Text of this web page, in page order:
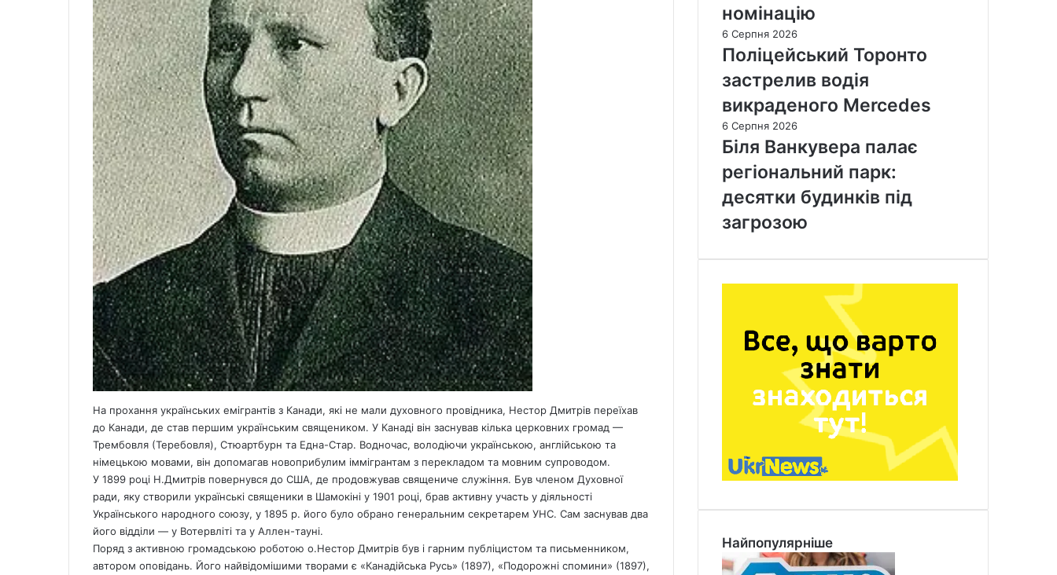
На прохання українських емігрантів з Канади, які не мали духовного провідника, Нестор Дмитрів переїхав
до Канади, де став першим українським священиком. У Канаді він заснував кілька церковних громад —
Трембовля (Теребовля), Стюартбурн та Една-Стар. Водночас, володіючи українською, англійською та
німецькою мовами, він допомагав новоприбулим іммігрантам з перекладом та мовним супроводом.
У 1899 році Н.Дмитрів повернувся до США, де продовжував священиче служіння. Був членом Духовної
ради, яку створили українські священики в Шамокіні у 1901 році, брав активну участь у діяльності
Українського народного союзу, у 1895 р. його було обрано генеральним секретарем УНС. Сам заснував два
його відділи — у Вотервліті та у Аллен-тауні.
Поряд з активною громадською роботою о.Нестор Дмитрів був і гарним публіцистом та письменником,
автором оповідань. Його найвідомішими творами є «Канадійська Русь» (1897), «Подорожні спомини» (1897),
номінацію
6 Серпня 2026
Поліцейський Торонто
застрелив водія
викраденого Mercedes
6 Серпня 2026
Біля Ванкувера палає
регіональний парк:
десятки будинків під
загрозою
Найпопулярніше